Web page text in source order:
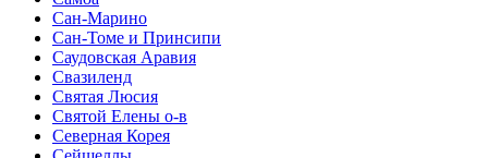
Сан-Марино
Сан-Томе и Принсипи
Саудовская Аравия
Свазиленд
Святая Люсия
Святой Елены о-в
Северная Корея